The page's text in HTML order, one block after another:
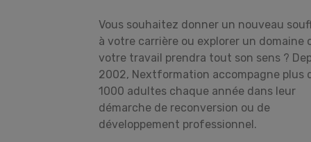
Vous souhaitez donner un nouveau
à votre carrière ou explorer un domaine
votre travail prendra tout son sens ?
2002, Nextformation accompagne plus
1000 adultes chaque année dans leur
démarche de reconversion ou de
développement professionnel.